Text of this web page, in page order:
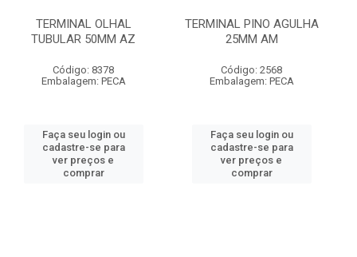
TERMINAL OLHAL
TUBULAR 50MM AZ
Código: 8378
Embalagem: PECA
Faça seu login ou
cadastre-se para
ver preços e
comprar
TERMINAL PINO AGULHA
25MM AM
Código: 2568
Embalagem: PECA
Faça seu login ou
cadastre-se para
ver preços e
comprar